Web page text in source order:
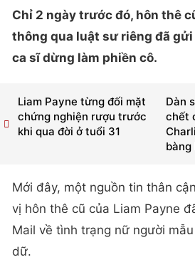
Chỉ 2 ngày trước đó, hôn thê
thông qua luật sư riêng đã gửi
ca sĩ dừng làm phiền cô.
Dàn
chết
bàng
Liam Payne từng đối mặt
chứng nghiện rượu trước
khi qua đời ở tuổi 31
Mới đây, một nguồn tin thân
vị hôn thê cũ của Liam Payne
Mail về tình trạng nữ người
dữ.